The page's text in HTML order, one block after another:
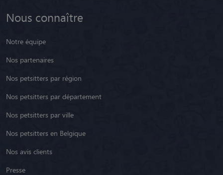
Nous connaître
Notre équipe
Nos partenaires
Nos petsitters par région
Nos petsitters par département
Nos petsitters par ville
Nos petsitters en Belgique
Nos avis clients
Presse